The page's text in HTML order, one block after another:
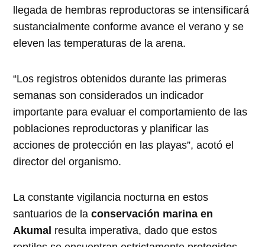
llegada de hembras reproductoras se intensificará
sustancialmente conforme avance el verano y se
eleven las temperaturas de la arena.
“Los registros obtenidos durante las primeras
semanas son considerados un indicador
importante para evaluar el comportamiento de las
poblaciones reproductoras y planificar las
acciones de protección en las playas”, acotó el
director del organismo.
La constante vigilancia nocturna en estos
santuarios de laconservación marina en
Akumal resulta imperativa, dado que estos